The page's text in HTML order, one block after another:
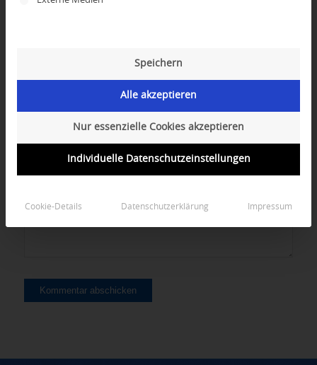
Speichern
Alle akzeptieren
Nur essenzielle Cookies akzeptieren
Individuelle Datenschutzeinstellungen
Cookie-Details Datenschutzerklärung Impressum